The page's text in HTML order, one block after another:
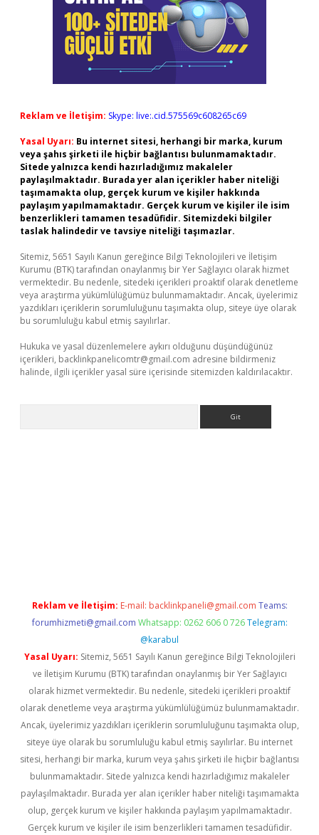
Reklam ve İletişim: Skype: live:.cid.575569c608265c69
Yasal Uyarı: Bu internet sitesi, herhangi bir marka, kurum
veya şahıs şirketi ile hiçbir bağlantısı bulunmamaktadır.
Sitede yalnızca kendi hazırladığımız makaleler
paylaşılmaktadır. Burada yer alan içerikler haber niteliği
taşımamakta olup, gerçek kurum ve kişiler hakkında
paylaşım yapılmamaktadır. Gerçek kurum ve kişiler ile isim
benzerlikleri tamamen tesadüfidir. Sitemizdeki bilgiler
taslak halindedir ve tavsiye niteliği taşımazlar.
Sitemiz, 5651 Sayılı Kanun gereğince Bilgi Teknolojileri ve İletişim
Kurumu (BTK) tarafından onaylanmış bir Yer Sağlayıcı olarak hizmet
vermektedir. Bu nedenle, sitedeki içerikleri proaktif olarak denetleme
veya araştırma yükümlülüğümüz bulunmamaktadır. Ancak, üyelerimiz
yazdıkları içeriklerin sorumluluğunu taşımakta olup, siteye üye olarak
bu sorumluluğu kabul etmiş sayılırlar.
Hukuka ve yasal düzenlemelere aykırı olduğunu düşündüğünüz
içerikleri, backlinkpanelicomtr@gmail.com adresine bildirmeniz
halinde, ilgili içerikler yasal süre içerisinde sitemizden kaldırılacaktır.
Reklam ve İletişim: E-mail: backlinkpaneli@gmail.com Teams:
forumhizmeti@gmail.com Whatsapp: 0262 606 0 726 Telegram:
@karabul
Yasal Uyarı: Sitemiz, 5651 Sayılı Kanun gereğince Bilgi Teknolojileri
ve İletişim Kurumu (BTK) tarafından onaylanmış bir Yer Sağlayıcı
olarak hizmet vermektedir. Bu nedenle, sitedeki içerikleri proaktif
olarak denetleme veya araştırma yükümlülüğümüz bulunmamaktadır.
Ancak, üyelerimiz yazdıkları içeriklerin sorumluluğunu taşımakta olup,
siteye üye olarak bu sorumluluğu kabul etmiş sayılırlar. Bu internet
sitesi, herhangi bir marka, kurum veya şahıs şirketi ile hiçbir bağlantısı
bulunmamaktadır. Sitede yalnızca kendi hazırladığımız makaleler
paylaşılmaktadır. Burada yer alan içerikler haber niteliği taşımamakta
olup, gerçek kurum ve kişiler hakkında paylaşım yapılmamaktadır.
Gerçek kurum ve kişiler ile isim benzerlikleri tamamen tesadüfidir.